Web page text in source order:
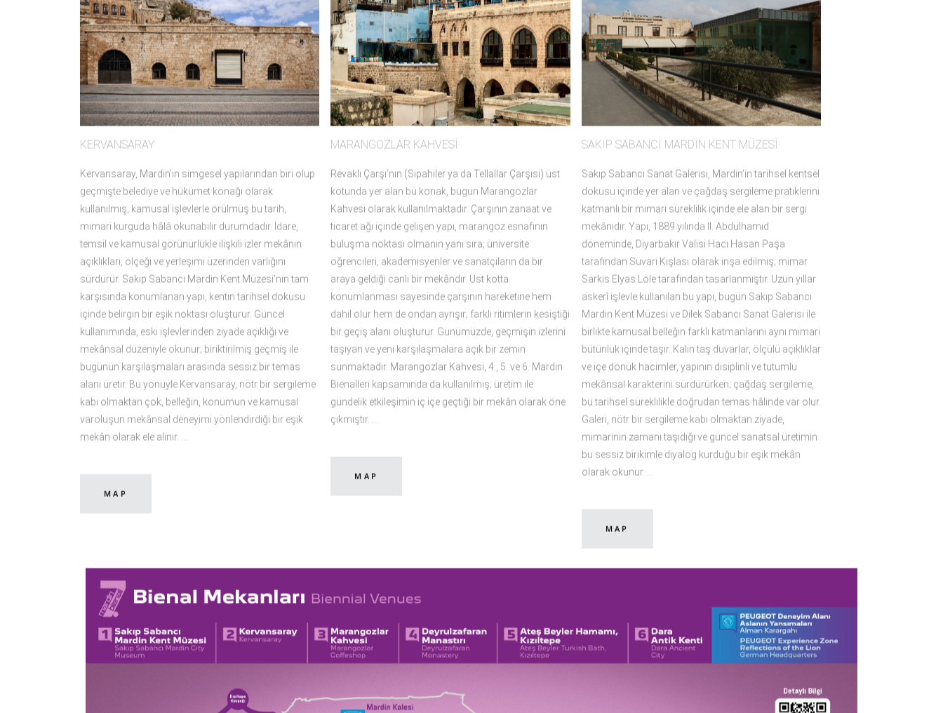
KERVANSARAY
Kervansaray, Mardin’in simgesel yapılarından biri olup
geçmişte belediye ve hükümet konağı olarak
kullanılmış; kamusal işlevlerle örülmüş bu tarih,
mimari kurguda hâlâ okunabilir durumdadır. İdare,
temsil ve kamusal görünürlükle ilişkili izler mekânın
açıklıkları, ölçeği ve yerleşimi üzerinden varlığını
sürdürür. Sakıp Sabancı Mardin Kent Müzesi’nin tam
karşısında konumlanan yapı, kentin tarihsel dokusu
içinde belirgin bir eşik noktası oluşturur. Güncel
kullanımında, eski işlevlerinden ziyade açıklığı ve
mekânsal düzeniyle okunur; biriktirilmiş geçmiş ile
bugünün karşılaşmaları arasında sessiz bir temas
alanı üretir. Bu yönüyle Kervansaray, nötr bir sergileme
kabı olmaktan çok, belleğin, konumun ve kamusal
varoluşun mekânsal deneyimi yönlendirdiği bir eşik
mekân olarak ele alınır.
MAP
MARANGOZLAR KAHVESİ
Revaklı Çarşı’nın (Sipahiler ya da Tellallar Çarşısı) üst
kotunda yer alan bu konak, bugün Marangozlar
Kahvesi olarak kullanılmaktadır. Çarşının zanaat ve
ticaret ağı içinde gelişen yapı, marangoz esnafının
buluşma noktası olmanın yanı sıra; üniversite
öğrencileri, akademisyenler ve sanatçıların da bir
araya geldiği canlı bir mekândır. Üst kotta
konumlanması sayesinde çarşının hareketine hem
dahil olur hem de ondan ayrışır; farklı ritimlerin kesiştiği
bir geçiş alanı oluşturur. Günümüzde, geçmişin izlerini
taşıyan ve yeni karşılaşmalara açık bir zemin
sunmaktadır. Marangozlar Kahvesi, 4., 5. ve 6. Mardin
Bienalleri kapsamında da kullanılmış; üretim ile
gündelik etkileşimin iç içe geçtiği bir mekân olarak öne
çıkmıştır.
MAP
SAKIP SABANCI MARDİN KENT MÜZESİ
Sakıp Sabancı Sanat Galerisi, Mardin’in tarihsel kentsel
dokusu içinde yer alan ve çağdaş sergileme pratiklerini
katmanlı bir mimari süreklilik içinde ele alan bir sergi
mekânıdır. Yapı, 1889 yılında II. Abdülhamid
döneminde, Diyarbakır Valisi Hacı Hasan Paşa
tarafından Süvari Kışlası olarak inşa edilmiş; mimar
Sarkis Elyas Lole tarafından tasarlanmıştır. Uzun yıllar
askerî işlevle kullanılan bu yapı, bugün Sakıp Sabancı
Mardin Kent Müzesi ve Dilek Sabancı Sanat Galerisi ile
birlikte kamusal belleğin farklı katmanlarını aynı mimari
bütünlük içinde taşır. Kalın taş duvarlar, ölçülü açıklıklar
ve içe dönük hacimler, yapının disiplinli ve tutumlu
mekânsal karakterini sürdürürken; çağdaş sergileme,
bu tarihsel süreklilikle doğrudan temas hâlinde var olur.
Galeri, nötr bir sergileme kabı olmaktan ziyade,
mimarinin zamanı taşıdığı ve güncel sanatsal üretimin
bu sessiz birikimle diyalog kurduğu bir eşik mekân
olarak okunur.
MAP